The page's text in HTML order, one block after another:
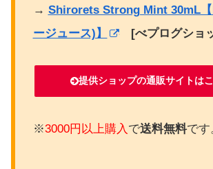
→ Shirorets Strong Mint 30mL
ージュース)】
[べプログショ
提供ショップの通販サイトは
※3000円以上購入 で送料無料です